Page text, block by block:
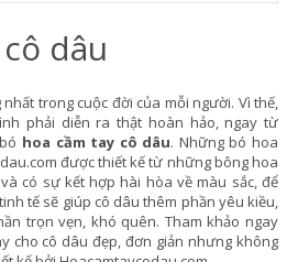
dâu
trong cuộc đời của mỗi người. Vì thế,
phải diễn ra thật hoàn hảo, ngay từ
hoa cầm tay cô dâu. Những bó hoa
được thiết kế từ những bông hoa
có sự kết hợp hài hòa về màu sắc, để
tế sẽ giúp cô dâu thêm phần yêu kiều,
trọn vẹn, khó quên. Tham khảo ngay
cho cô dâu đẹp, đơn giản nhưng không